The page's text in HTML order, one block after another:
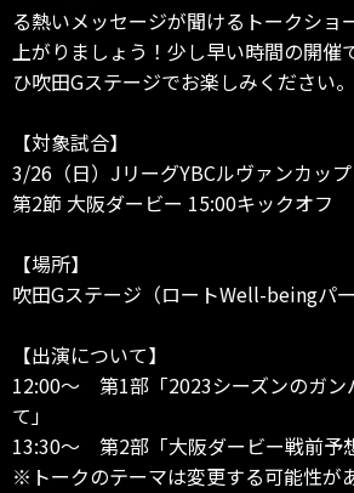
る熱いメッセージが聞けるトークショ
上がりましょう！少し早い時間の開催
ひ吹田Gステージでお楽しみください。
【対象試合】
3/26（日）JリーグYBCルヴァンカッ
第2節 大阪ダービー 15:00キックオフ
【場所】
吹田Gステージ（ロートWell-beingパー
【出演について】
12:00～ 第1部「2023シーズンのガン
て」
13:30～ 第2部「大阪ダービー戦前予
※トークのテーマは変更する可能性が